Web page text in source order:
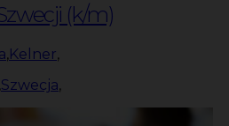
(k/m)
,Kelner,
,Szwecja,